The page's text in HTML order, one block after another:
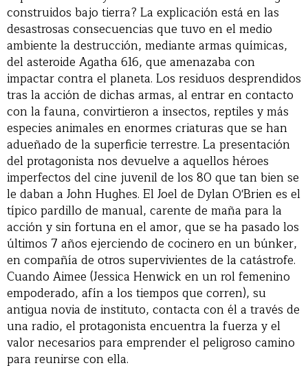
construidos bajo tierra? La explicación está en las
desastrosas consecuencias que tuvo en el medio
ambiente la destrucción, mediante armas químicas,
del asteroide Agatha 616, que amenazaba con
impactar contra el planeta. Los residuos desprendidos
tras la acción de dichas armas, al entrar en contacto
con la fauna, convirtieron a insectos, reptiles y más
especies animales en enormes criaturas que se han
adueñado de la superficie terrestre. La presentación
del protagonista nos devuelve a aquellos héroes
imperfectos del cine juvenil de los 80 que tan bien se
le daban a John Hughes. El Joel de Dylan O'Brien es el
típico pardillo de manual, carente de maña para la
acción y sin fortuna en el amor, que se ha pasado los
últimos 7 años ejerciendo de cocinero en un búnker,
en compañía de otros supervivientes de la catástrofe.
Cuando Aimee (Jessica Henwick en un rol femenino
empoderado, afín a los tiempos que corren), su
antigua novia de instituto, contacta con él a través de
una radio, el protagonista encuentra la fuerza y el
valor necesarios para emprender el peligroso camino
para reunirse con ella.